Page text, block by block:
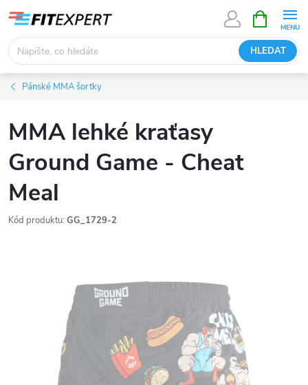
obsah
HLEDAT
NÁKUPNÍ
KOŠÍK
Pánské MMA šortky
MMA lehké kraťasy
Ground Game - Cheat
Meal
Kód produktu: GG_1729-2